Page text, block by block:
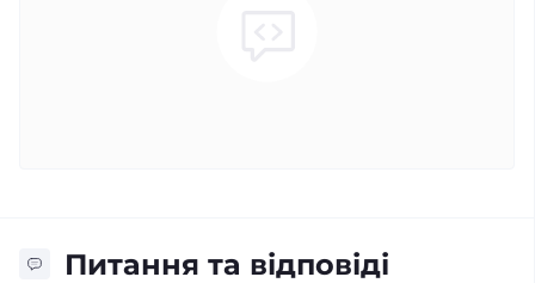
Питання та відповіді